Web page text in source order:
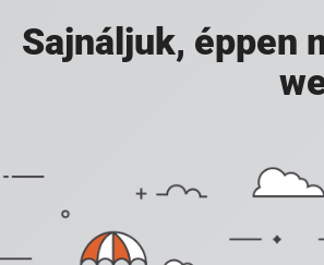
Sajnáljuk, éppen